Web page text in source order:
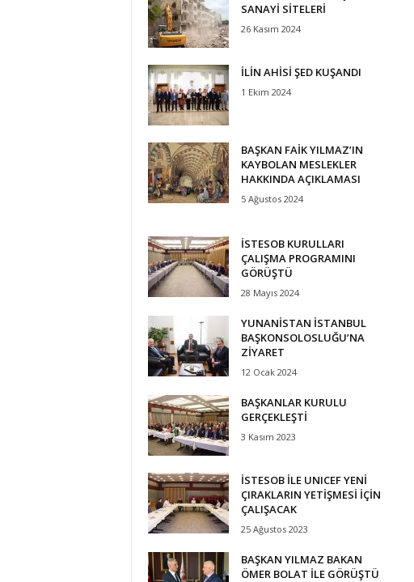
SANAYİ SİTELERİ
26 Kasım 2024
İLİN AHİSİ ŞED KUŞANDI
1 Ekim 2024
BAŞKAN FAİK YILMAZ’IN
KAYBOLAN MESLEKLER
HAKKINDA AÇIKLAMASI
5 Ağustos 2024
İSTESOB KURULLARI
ÇALIŞMA PROGRAMINI
GÖRÜŞTÜ
28 Mayıs 2024
YUNANİSTAN İSTANBUL
BAŞKONSOLOSLUĞU’NA
ZİYARET
12 Ocak 2024
BAŞKANLAR KURULU
GERÇEKLEŞTİ
3 Kasım 2023
İSTESOB İLE UNICEF YENİ
ÇIRAKLARIN YETİŞMESİ İÇİN
ÇALIŞACAK
25 Ağustos 2023
BAŞKAN YILMAZ BAKAN
ÖMER BOLAT İLE GÖRÜŞTÜ